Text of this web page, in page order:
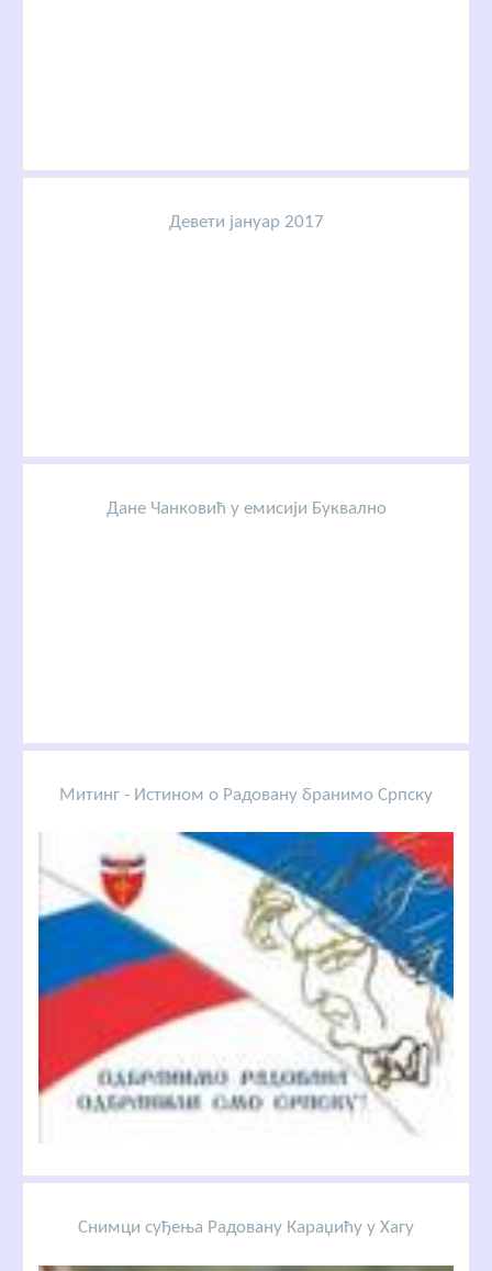
Девети јануар 2017
Дане Чанковић у емисији Буквално
Митинг - Истином о Радовану бранимо Српску
Снимци суђења Радовану Караџићу у Хагу